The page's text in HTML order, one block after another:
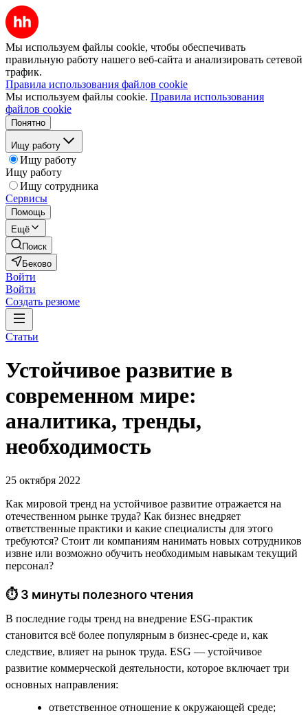
Мы используем файлы cookie, чтобы обеспечивать
правильную работу нашего веб-сайта и анализировать сетевой
трафик.
Правила использования файлов cookie
Мы используем файлы cookie. Правила использования
файлов cookie
Понятно
Ищу работу
Ищу работу
Ищу работу
Ищу сотрудника
Сервисы
Помощь
Ещё
Поиск
Беково
Войти
Войти
Создать резюме
Статьи
Устойчивое развитие в
современном мире:
аналитика, тренды,
необходимость
25 октября 2022
Как мировой тренд на устойчивое развитие отражается на
отечественном рынке труда? Как бизнес внедряет
ответственные практики и какие специалисты для этого
требуются? Стоит ли компаниям нанимать новых сотрудников
извне или возможно обучить необходимым навыкам текущий
персонал?
⏱ 3 минуты полезного чтения
В последние годы тренд на внедрение ESG-практик
становится всё более популярным в бизнес-среде и, как
следствие, влияет на рынок труда. ESG — устойчивое
развитие коммерческой деятельности, которое включает три
основных направления:
ответственное отношение к окружающей среде;